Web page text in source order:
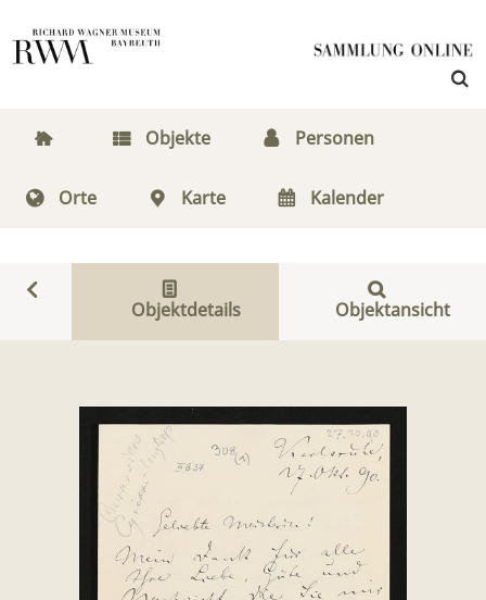
Objekte Personen
Orte Karte Kalender
Objektdetails Objektansicht